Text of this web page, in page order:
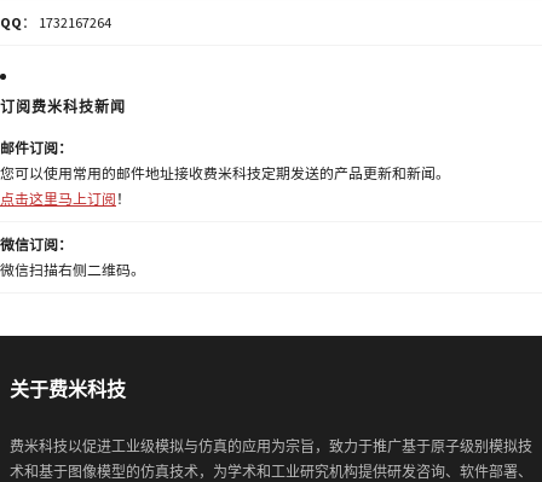
QQ ： 1732167264
订阅费米科技新闻
邮件订阅：
您可以使用常用的邮件地址接收费米科技定期发送的产品更新和新闻。
点击这里马上订阅 ！
微信订阅：
微信扫描右侧二维码。
关于费米科技
费米科技以促进工业级模拟与仿真的应用为宗旨，致力于推广基于原子级别模拟技
术和基于图像模型的仿真技术，为学术和工业研究机构提供研发咨询、软件部署、